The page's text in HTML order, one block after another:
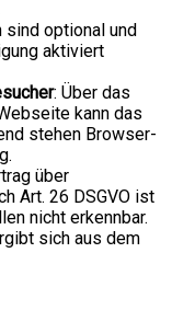
optional und
aktiviert
: Über das
kann das
stehen Browser-
über
Art. 26 DSGVO ist
nicht erkennbar.
sich aus dem